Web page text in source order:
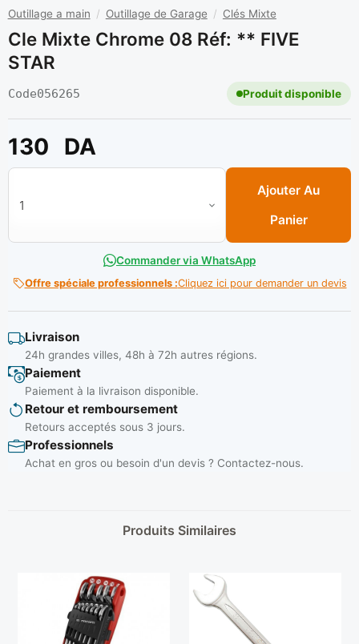
Outillage a main / Outillage de Garage / Clés Mixte
Cle Mixte Chrome 08 Réf: ** FIVE
STAR
Code056265 Produit disponible
130 DA
quantité de Cle mixte chrome 08 Réf: ** FIVE STAR
Ajouter Au
Panier
Commander via WhatsApp
Offre spéciale professionnels :Cliquez ici pour demander un devis
Livraison
24h grandes villes, 48h à 72h autres régions.
Paiement
Paiement à la livraison disponible.
Retour et remboursement
Retours acceptés sous 3 jours.
Professionnels
Achat en gros ou besoin d'un devis ? Contactez-nous.
Produits Similaires